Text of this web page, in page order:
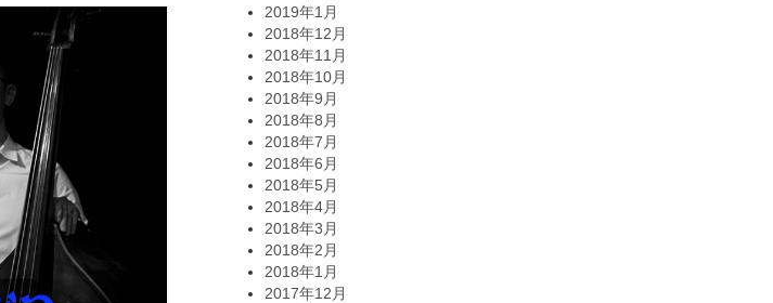
2019年1月
2018年12月
2018年11月
2018年10月
2018年9月
2018年8月
2018年7月
2018年6月
2018年5月
2018年4月
2018年3月
2018年2月
2018年1月
2017年12月